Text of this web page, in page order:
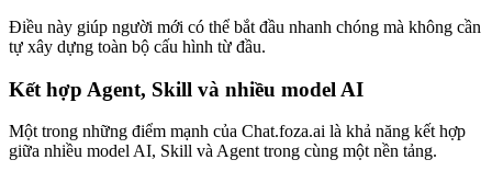
Điều này giúp người mới có thể bắt đầu nhanh chóng mà không cần
tự xây dựng toàn bộ cấu hình từ đầu.
Kết hợp Agent, Skill và nhiều model AI
Một trong những điểm mạnh của Chat.foza.ai là khả năng kết hợp
giữa nhiều model AI, Skill và Agent trong cùng một nền tảng.